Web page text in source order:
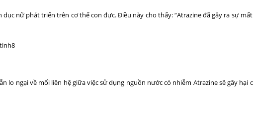
nữ phát triển trên cơ thể con đực. Điều này cho thấy: “Atrazine đã gây ra sự
ngại về mối liên hệ giữa việc sử dụng nguồn nước có nhiễm Atrazine sẽ gây hại